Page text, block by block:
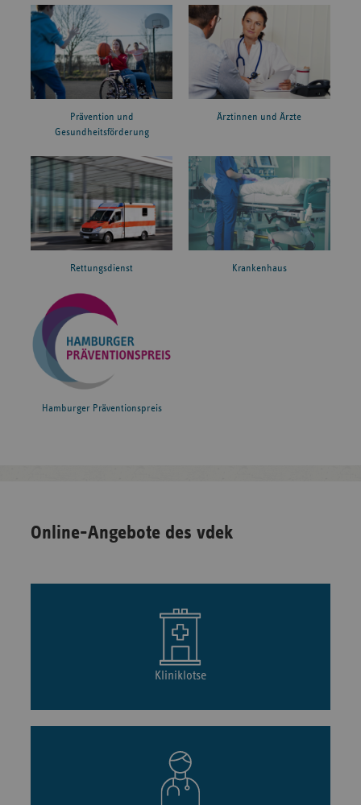
Prävention und
Gesundheitsförderung
Ärztinnen und Ärzte
Rettungsdienst Krankenhaus
Hamburger Präventionspreis
Online-Angebote des vdek
Kliniklotse